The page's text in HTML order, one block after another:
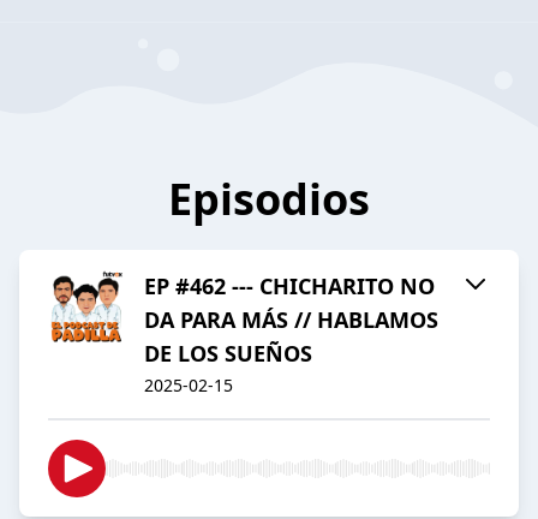
Episodios
EP #462 --- CHICHARITO NO
DA PARA MÁS // HABLAMOS
DE LOS SUEÑOS
2025-02-15